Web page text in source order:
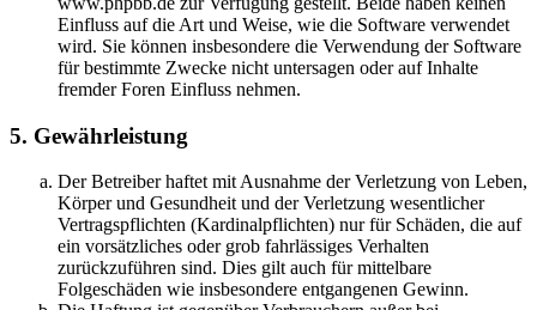
Einfluss auf die Art und Weise, wie die Software verwendet
wird. Sie können insbesondere die Verwendung der Software
für bestimmte Zwecke nicht untersagen oder auf Inhalte
fremder Foren Einfluss nehmen.
5. Gewährleistung
Der Betreiber haftet mit Ausnahme der Verletzung von Leben,
Körper und Gesundheit und der Verletzung wesentlicher
Vertragspflichten (Kardinalpflichten) nur für Schäden, die auf
ein vorsätzliches oder grob fahrlässiges Verhalten
zurückzuführen sind. Dies gilt auch für mittelbare
Folgeschäden wie insbesondere entgangenen Gewinn.